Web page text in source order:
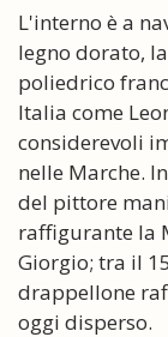
L'interno è a
legno dorato,
poliedrico
Italia come
considerevoli
nelle Marche.
del pittore
raffigurante la
Giorgio; tra il
drappellone
oggi disperso.